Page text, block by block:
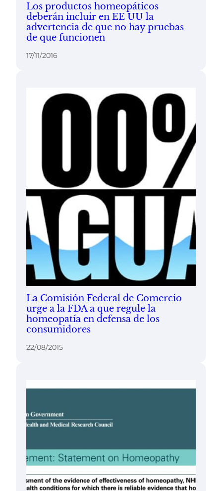
Los productos homeopáticos
deberán incluir en EE UU la
advertencia de que no hay pruebas
de que funcionen
17/11/2016
La Comisión Federal de Comercio
urge a la FDA a que regule la
homeopatía en defensa de los
consumidores
22/08/2015